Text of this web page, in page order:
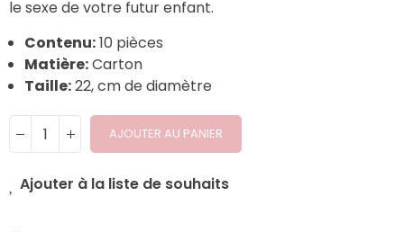
le sexe de votre futur enfant.
Contenu:10 pièces
Matière:Carton
Taille:22, cm de diamètre
AJOUTER AU PANIER
Ajouter à la liste de souhaits